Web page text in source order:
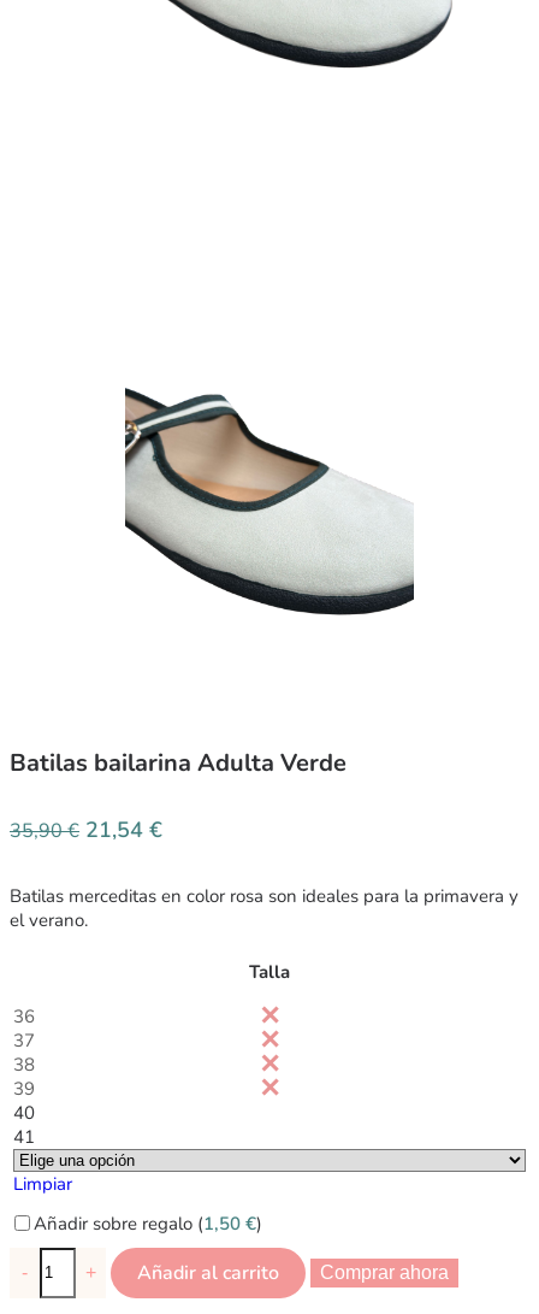
Batilas bailarina Adulta Verde
35,90€ 21,54 €
Batilas merceditas en color rosa son ideales para la primavera y
el verano.
Talla
36
37
38
39
40
41
Limpiar
Añadir sobre regalo (1,50 €)
- + Añadir al carrito Comprar ahora